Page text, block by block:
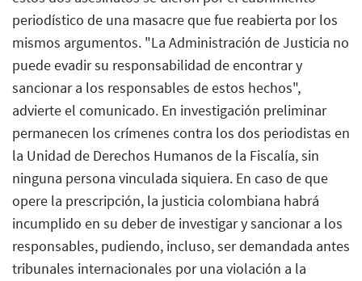
periodístico de una masacre que fue reabierta por los
mismos argumentos. "La Administración de Justicia no
puede evadir su responsabilidad de encontrar y
sancionar a los responsables de estos hechos",
advierte el comunicado. En investigación preliminar
permanecen los crímenes contra los dos periodistas en
la Unidad de Derechos Humanos de la Fiscalía, sin
ninguna persona vinculada siquiera. En caso de que
opere la prescripción, la justicia colombiana habrá
incumplido en su deber de investigar y sancionar a los
responsables, pudiendo, incluso, ser demandada antes
tribunales internacionales por una violación a la